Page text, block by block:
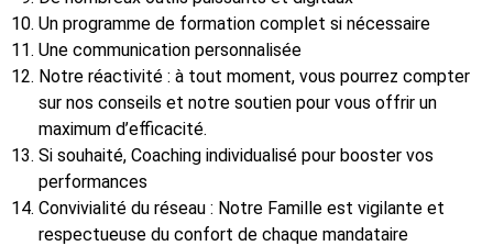
Un programme de formation complet si nécessaire
Une communication personnalisée
Notre réactivité : à tout moment, vous pourrez compter
sur nos conseils et notre soutien pour vous offrir un
maximum d’efficacité.
Si souhaité, Coaching individualisé pour booster vos
performances
Convivialité du réseau : Notre Famille est vigilante et
respectueuse du confort de chaque mandataire